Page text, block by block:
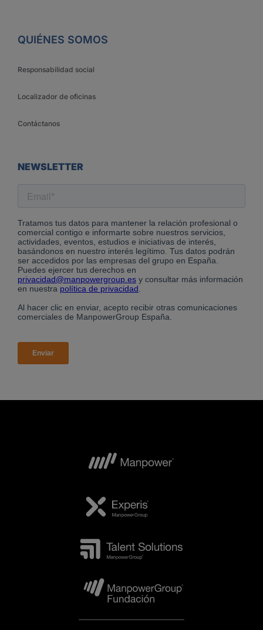
QUIÉNES SOMOS
Responsabilidad social
Localizador de oficinas
Contáctanos
NEWSLETTER